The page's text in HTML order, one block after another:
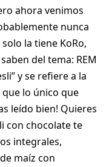
ahora venimos
nunca
la tiene KoRo,
del tema: REM
y se refiere a la
lo único que
leído bien! Quieres
con chocolate te
integrales,
maíz con